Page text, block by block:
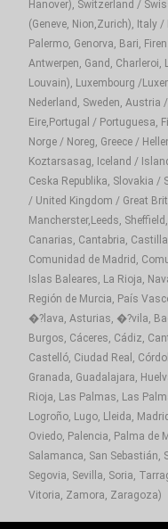
Hanover), Switzerland /
(Geneve, Nion,Zurich), Italy
Palermo, Genorva, Bari,
Antwerpen, Gand, Charleroi,
Louvain), Luxembourg /
Nederland, Sweden,
Eire,Portugal / Portuguesa,
Norge / Noreg, Greece /
Koztarsasag, Iceland /
Ceska Republika, Slovakia /
/ United Kingdom / Great
Mancherster,Leeds,
Canarias, Cantabria,
Comunidad de Madrid,
Islas Baleares, La Rioja,
Región de Murcia, País
�?lava, Asturias, �?vila,
Burgos, Cáceres, Cádiz,
Castelló, Ciudad Real,
Granada, Guadalajara,
Rioja, Las Palmas, Las
Logroño, Lugo, Lleida,
Oviedo, Palencia, Palma de
Salamanca, San Sebastián,
Segovia, Sevilla, Soria,
Vitoria, Zamora, Zaragoza)